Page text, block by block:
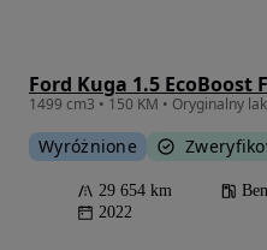
Ford Kuga 1.5 EcoBoost
Wyróżnione
29 654 km
2022